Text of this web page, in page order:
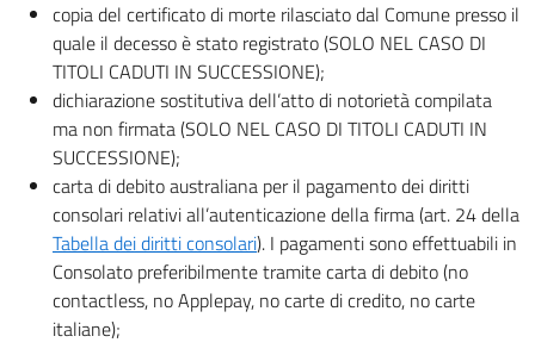
copia del certificato di morte rilasciato dal Comune presso il
quale il decesso è stato registrato (SOLO NEL CASO DI
TITOLI CADUTI IN SUCCESSIONE);
dichiarazione sostitutiva dell’atto di notorietà compilata
ma non firmata (SOLO NEL CASO DI TITOLI CADUTI IN
SUCCESSIONE);
carta di debito australiana per il pagamento dei diritti
consolari relativi all’autenticazione della firma (art. 24 della
Tabella dei diritti consolari). I pagamenti sono effettuabili in
Consolato preferibilmente tramite carta di debito (no
contactless, no Applepay, no carte di credito, no carte
italiane);